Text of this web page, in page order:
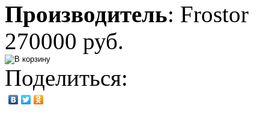
Производитель: Frostor
270000 руб.
Поделиться: